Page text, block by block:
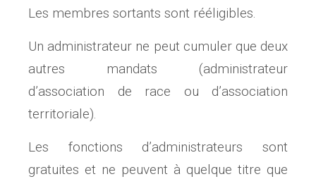
Les membres sortants sont rééligibles.
Un administrateur ne peut cumuler que deux
autres mandats (administrateur
d’association de race ou d’association
territoriale).
Les fonctions d’administrateurs sont
gratuites et ne peuvent à quelque titre que